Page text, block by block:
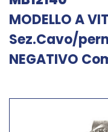
MODELLO A
Sez.Cavo/
NEGATIVO